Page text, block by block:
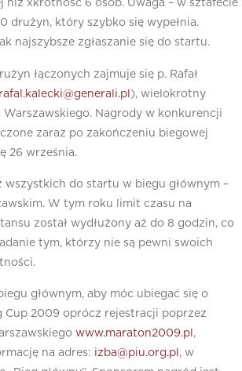
niż xkrotność 6 osób. Uwaga – w sztafecie
drużyn, który szybko się wypełnia.
najszybsze zgłaszanie się do startu.
łączonych zajmuje się p. Rafał
rafal.kalecki@generali.pl ), wielokrotny
Nagrody w konkurencji
zaraz po zakończeniu biegowej
26 września.
wszystkich do startu w biegu głównym –
W tym roku limit czasu na
został wydłużony aż do 8 godzin, co
tym, którzy nie są pewni swoich
głównym, aby móc ubiegać się o
Cup 2009 oprócz rejestracji poprzez
www.maraton2009.pl ,
na adres: izba@piu.org.pl , w